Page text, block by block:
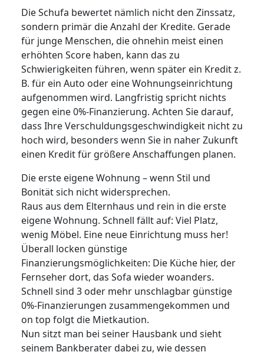
Die Schufa bewertet nämlich nicht den Zinssatz,
sondern primär die Anzahl der Kredite. Gerade
für junge Menschen, die ohnehin meist einen
erhöhten Score haben, kann das zu
Schwierigkeiten führen, wenn später ein Kredit z.
B. für ein Auto oder eine Wohnungseinrichtung
aufgenommen wird. Langfristig spricht nichts
gegen eine 0%-Finanzierung. Achten Sie darauf,
dass Ihre Verschuldungsgeschwindigkeit nicht zu
hoch wird, besonders wenn Sie in naher Zukunft
einen Kredit für größere Anschaffungen planen.
Die erste eigene Wohnung – wenn Stil und
Bonität sich nicht widersprechen.
Raus aus dem Elternhaus und rein in die erste
eigene Wohnung. Schnell fällt auf: Viel Platz,
wenig Möbel. Eine neue Einrichtung muss her!
Überall locken günstige
Finanzierungsmöglichkeiten: Die Küche hier, der
Fernseher dort, das Sofa wieder woanders.
Schnell sind 3 oder mehr unschlagbar günstige
0%-Finanzierungen zusammengekommen und
on top folgt die Mietkaution.
Nun sitzt man bei seiner Hausbank und sieht
seinem Bankberater dabei zu, wie dessen